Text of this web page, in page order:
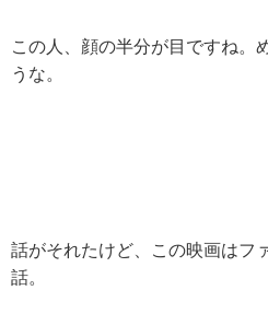
この人、顔の半分が目ですね。
うな。
話がそれたけど、この映画はフ
話。